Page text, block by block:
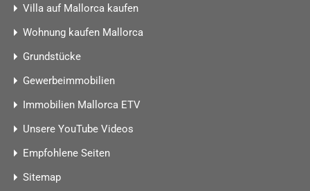
Villa auf Mallorca kaufen
Wohnung kaufen Mallorca
Grundstücke
Gewerbeimmobilien
Immobilien Mallorca ETV
Unsere YouTube Videos
Empfohlene Seiten
Sitemap